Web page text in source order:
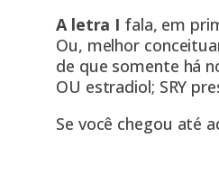
A letra I fala, em
Ou, melhor
de que somente há
OU estradiol; SRY
Se você chegou até